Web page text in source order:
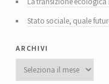
Stato sociale, quale
archivi
Archivi